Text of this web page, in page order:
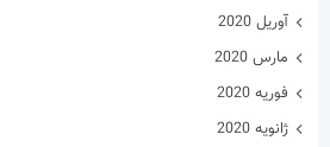
آوریل 2020
مارس 2020
فوریه 2020
ژانویه 2020